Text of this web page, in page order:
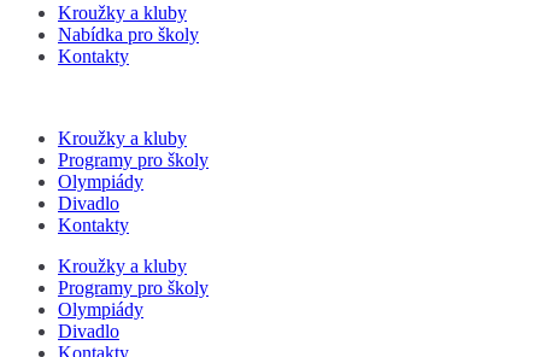
Kroužky a kluby
Nabídka pro školy
Kontakty
Kroužky a kluby
Programy pro školy
Olympiády
Divadlo
Kontakty
Kroužky a kluby
Programy pro školy
Olympiády
Divadlo
Kontakty